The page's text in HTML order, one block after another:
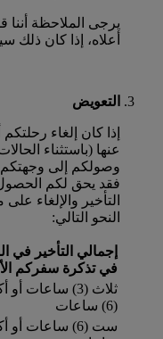
يرجى الملاحظة أننا
أعلاه، إذا كان
التعويض
إذا كان إلغاء
عنها (باستثناء
فقد يحق لكم
التأخير والإلغاء
النحو التالي:
إجمالي التأخير في
في تذكرة سفركم
ثلاث (3)
(6) ساعات